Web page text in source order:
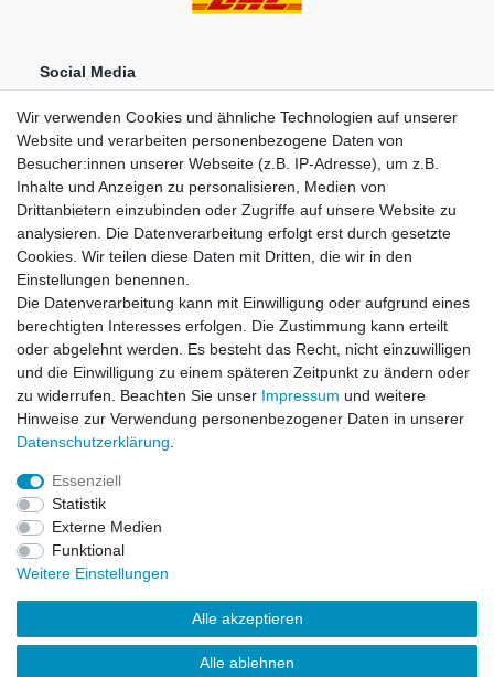
Social Media
Einkaufen
Zahlungsarten
Versandarten & -kosten
Widerrufsrecht
Zum Online-Widerruf
Mein Konto
Login
Unternehmen
Kontakt
Datenschutzerklärung
AGB
Qualität
Wir verwenden Cookies und ähnliche Technologien auf unserer
Website und verarbeiten personenbezogene Daten von
Besucher:innen unserer Webseite (z.B. IP-Adresse), um z.B.
Inhalte und Anzeigen zu personalisieren, Medien von
Drittanbietern einzubinden oder Zugriffe auf unsere Website zu
analysieren. Die Datenverarbeitung erfolgt erst durch gesetzte
Cookies. Wir teilen diese Daten mit Dritten, die wir in den
Einstellungen benennen.
Die Datenverarbeitung kann mit Einwilligung oder aufgrund eines
berechtigten Interesses erfolgen. Die Zustimmung kann erteilt
oder abgelehnt werden. Es besteht das Recht, nicht einzuwilligen
und die Einwilligung zu einem späteren Zeitpunkt zu ändern oder
zu widerrufen. Beachten Sie unser Impressum und weitere
Hinweise zur Verwendung personenbezogener Daten in unserer
Daten­schutz­erklärung
Essenziell
Statistik
Externe Medien
Funktional
Weitere Einstellungen
Alle akzeptieren
Alle ablehnen